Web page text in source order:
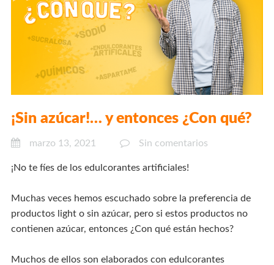
¡Sin azúcar!… y entonces ¿Con qué?
marzo 13, 2021 Sin comentarios
¡No te fíes de los edulcorantes artificiales!
Muchas veces hemos escuchado sobre la preferencia de
productos light o sin azúcar, pero si estos productos no
contienen azúcar, entonces ¿Con qué están hechos?
Muchos de ellos son elaborados con edulcorantes